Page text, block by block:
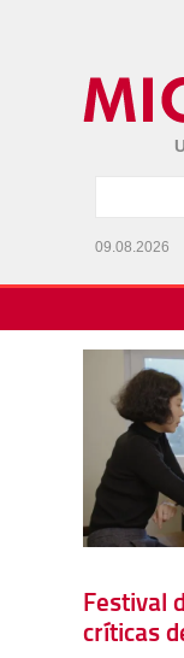
09.08.2026
Festival
críticas